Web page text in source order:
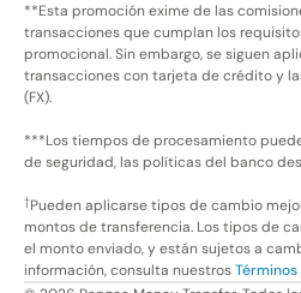
**Esta promoción exime de las
transacciones que cumplan los
promocional. Sin embargo, se siguen
transacciones con tarjeta de crédito y
(FX).
***Los tiempos de procesamiento
de seguridad, las políticas del banco
†Pueden aplicarse tipos de cambio
montos de transferencia. Los tipos de
el monto enviado, y están sujetos a
información, consulta nuestros